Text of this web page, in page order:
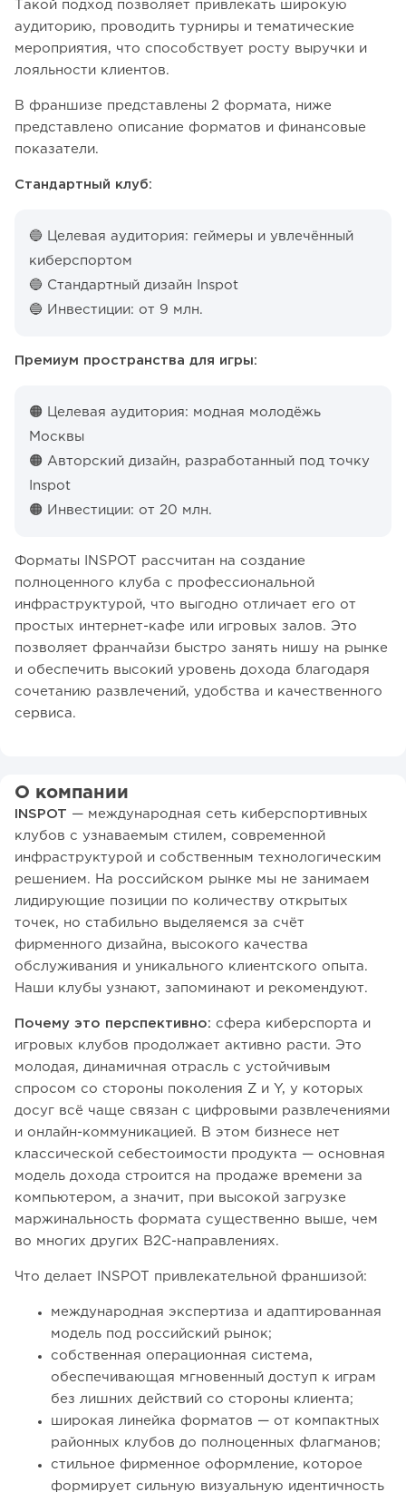
Такой подход позволяет привлекать широкую
аудиторию, проводить турниры и тематические
мероприятия, что способствует росту выручки и
лояльности клиентов.
В франшизе представлены 2 формата, ниже
представлено описание форматов и финансовые
показатели.
Стандартный клуб:
🔵 Целевая аудитория: геймеры и увлечённый
киберспортом
🔵 Стандартный дизайн Inspot
🔵 Инвестиции: от 9 млн.
Премиум пространства для игры:
🟠 Целевая аудитория: модная молодёжь
Москвы
🟠 Авторский дизайн, разработанный под точку
Inspot
🟠 Инвестиции: от 20 млн.
Форматы INSPOT рассчитан на создание
полноценного клуба с профессиональной
инфраструктурой, что выгодно отличает его от
простых интернет-кафе или игровых залов. Это
позволяет франчайзи быстро занять нишу на рынке
и обеспечить высокий уровень дохода благодаря
сочетанию развлечений, удобства и качественного
сервиса.
О компании
INSPOT — международная сеть киберспортивных
клубов с узнаваемым стилем, современной
инфраструктурой и собственным технологическим
решением. На российском рынке мы не занимаем
лидирующие позиции по количеству открытых
точек, но стабильно выделяемся за счёт
фирменного дизайна, высокого качества
обслуживания и уникального клиентского опыта.
Наши клубы узнают, запоминают и рекомендуют.
Почему это перспективно: сфера киберспорта и
игровых клубов продолжает активно расти. Это
молодая, динамичная отрасль с устойчивым
спросом со стороны поколения Z и Y, у которых
досуг всё чаще связан с цифровыми развлечениями
и онлайн-коммуникацией. В этом бизнесе нет
классической себестоимости продукта — основная
модель дохода строится на продаже времени за
компьютером, а значит, при высокой загрузке
маржинальность формата существенно выше, чем
во многих других B2C-направлениях.
Что делает INSPOT привлекательной франшизой:
международная экспертиза и адаптированная
модель под российский рынок;
собственная операционная система,
обеспечивающая мгновенный доступ к играм
без лишних действий со стороны клиента;
широкая линейка форматов — от компактных
районных клубов до полноценных флагманов;
стильное фирменное оформление, которое
формирует сильную визуальную идентичность